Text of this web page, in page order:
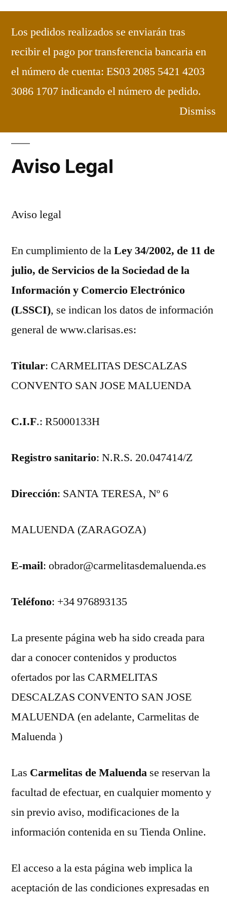
Saltar
contenido
Carmelitas de Maluenda
Dulces
elaborados en el Convento
Bienvenidos
Aviso Legal
Aviso legal
En cumplimiento de laLey 34/2002, de 11 de
julio, de Servicios de la Sociedad de la
Información y Comercio Electrónico
(LSSCI), se indican los datos de información
general de www.clarisas.es:
Titular: CARMELITAS DESCALZAS
CONVENTO SAN JOSE MALUENDA
C.I.F.: R5000133H
Registro sanitario: N.R.S. 20.047414/Z
Dirección: SANTA TERESA, Nº 6
MALUENDA (ZARAGOZA)
E-mail: obrador@carmelitasdemaluenda.es
Teléfono: +34 976893135
La presente página web ha sido creada para
dar a conocer contenidos y productos
ofertados por las CARMELITAS
DESCALZAS CONVENTO SAN JOSE
MALUENDA (en adelante, Carmelitas de
Maluenda )
Las Carmelitas de Maluenda se reservan la
facultad de efectuar, en cualquier momento y
sin previo aviso, modificaciones de la
información contenida en su Tienda Online.
El acceso a la esta página web implica la
aceptación de las condiciones expresadas en
Los pedidos realizados se enviarán tras
recibir el pago por transferencia bancaria en
el número de cuenta: ES03 2085 5421 4203
3086 1707 indicando el número de pedido.
Dismiss